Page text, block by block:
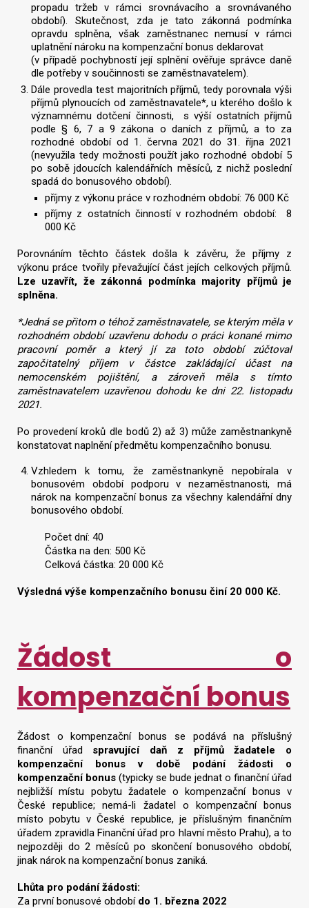
propadu tržeb v rámci srovnávacího a srovnávaného
období). Skutečnost, zda je tato zákonná podmínka
opravdu splněna, však zaměstnanec nemusí v rámci
uplatnění nároku na kompenzační bonus deklarovat
(v případě pochybností její splnění ověřuje správce daně
dle potřeby v součinnosti se zaměstnavatelem).
Dále provedla test majoritních příjmů, tedy porovnala výši
příjmů plynoucích od zaměstnavatele*, u kterého došlo k
významnému dotčení činnosti, s výší ostatních příjmů
podle § 6, 7 a 9 zákona o daních z příjmů, a to za
rozhodné období od 1. června 2021 do 31. října 2021
(nevyužila tedy možnosti použít jako rozhodné období 5
po sobě jdoucích kalendářních měsíců, z nichž poslední
spadá do bonusového období).
příjmy z výkonu práce v rozhodném období: 76 000 Kč
příjmy z ostatních činností v rozhodném období: 8
000 Kč
Porovnáním těchto částek došla k závěru, že příjmy z
výkonu práce tvořily převažující část jejích celkových příjmů.
Lze uzavřít, že zákonná podmínka majority příjmů je
splněna.
*Jedná se přitom o téhož zaměstnavatele, se kterým měla v
rozhodném období uzavřenu dohodu o práci konané mimo
pracovní poměr a který jí za toto období zúčtoval
započitatelný příjem v částce zakládající účast na
nemocenském pojištění, a zároveň měla s tímto
zaměstnavatelem uzavřenou dohodu ke dni 22. listopadu
2021.
Po provedení kroků dle bodů 2) až 3) může zaměstnankyně
konstatovat naplnění předmětu kompenzačního bonusu.
Vzhledem k tomu, že zaměstnankyně nepobírala v
bonusovém období podporu v nezaměstnanosti, má
nárok na kompenzační bonus za všechny kalendářní dny
bonusového období.
Počet dní: 40
Částka na den: 500 Kč
Celková částka: 20 000 Kč
Výsledná výše kompenzačního bonusu činí 20 000 Kč.
Žádost o
kompenzační bonus
Žádost o kompenzační bonus se podává na příslušný
finanční úřad spravující daň z příjmů žadatele o
kompenzační bonus v době podání žádosti o
kompenzační bonus (typicky se bude jednat o finanční úřad
nejbližší místu pobytu žadatele o kompenzační bonus v
České republice; nemá-li žadatel o kompenzační bonus
místo pobytu v České republice, je příslušným finančním
úřadem zpravidla Finanční úřad pro hlavní město Prahu), a to
nejpozději do 2 měsíců po skončení bonusového období,
jinak nárok na kompenzační bonus zaniká.
Lhůta pro podání žádosti:
Za první bonusové období do 1. března 2022